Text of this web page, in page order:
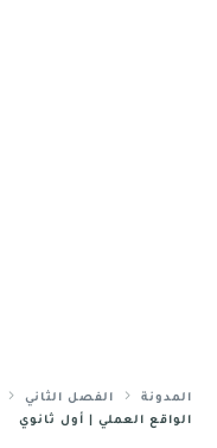
المدونة الفصل الثاني
الواقع العملي | أول ثانوي